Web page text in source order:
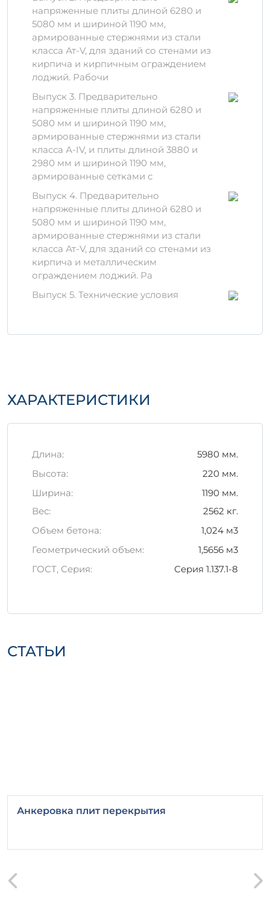
использовании высококачественного
бетона и арматуры, что обеспечивает:
Устойчивость к агрессивным
воздействиям
Долговечность изделия в
эксплуатации
Важно:
При производстве применяется
современное оборудование и технологии,
что гарантирует соответствие
международным стандартам качества.
Правила хранения и
транспортировки
Для обеспечения долговечности и
правильного состояния продукции
следуйте следующим рекомендациям:
Храните плиты на ровной и твердой
поверхности.
Избегайте резких перепадов
температур.
транспортировки.
надежным выбором для вашего
строительства. Инвестируйте в качество и
напряженные плиты длиной 6280 и
5080 мм и шириной 1190 мм,
армированные стержнями из стали
класса Ат-V, для зданий со стенами из
кирпича и кирпичным ограждением
лоджий. Рабочи
Выпуск 3. Предварительно
напряженные плиты длиной 6280 и
5080 мм и шириной 1190 мм,
армированные стержнями из стали
класса А-IV, и плиты длиной 3880 и
2980 мм и шириной 1190 мм,
армированные сетками с
Выпуск 4. Предварительно
напряженные плиты длиной 6280 и
5080 мм и шириной 1190 мм,
армированные стержнями из стали
класса Ат-V, для зданий со стенами из
кирпича и металлическим
ограждением лоджий. Ра
Выпуск 5. Технические условия
ХАРАКТЕРИСТИКИ
Длина:
5980 мм.
Высота:
220 мм.
Ширина:
1190 мм.
Вес:
2562 кг.
Объем бетона:
1,024 м3
Геометрический объем:
1,5656 м3
ГОСТ, Серия:
Серия 1.137.1-8
СТАТЬИ
Анкеровка плит перекрытия